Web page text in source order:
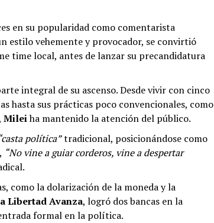
en su popularidad como comentarista
estilo vehemente y provocador, se convirtió
time local, antes de lanzar su precandidatura
integral de su ascenso. Desde vivir con cinco
hasta sus prácticas poco convencionales, como
Mileiha mantenido la atención del público.
política”tradicional, posicionándose como
“No vine a guiar corderos, vine a despertar
como la dolarización de la moneda y la
Libertad Avanza, logró dos bancas en la
formal en la política.